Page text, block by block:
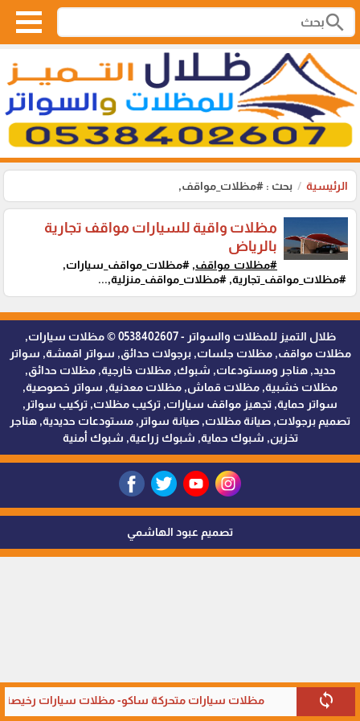
search
الرئيسية بحث : #مظلات_مواقف,
sync مظلات سيارات متحركة ساكو- مظلات سيارات رخيصة
مظلات واقية للسيارات مواقف تجارية
بالرياض
#مظلات_مواقف, #مظلات_مواقف_سيارات,
#مظلات_مواقف_تجارية, #مظلات_مواقف_منزلية,...
ظلال التميز للمظلات والسواتر - 0538402607 © مظلات سيارات,
مظلات مواقف, مظلات جلسات, برجولات حدائق, سواتر اقمشة, سواتر
حديد, هناجر ومستودعات, شبوك, مظلات خارجية, مظلات حدائق,
مظلات خشبية, مظلات قماش, مظلات معدنية, سواتر خصوصية,
سواتر حماية, تجهيز مواقف سيارات, تركيب مظلات, تركيب سواتر,
تصميم برجولات, صيانة مظلات, صيانة سواتر, مستودعات حديدية, هناجر
تخزين, شبوك حماية, شبوك زراعية, شبوك أمنية
تصميم عبود الهاشمي